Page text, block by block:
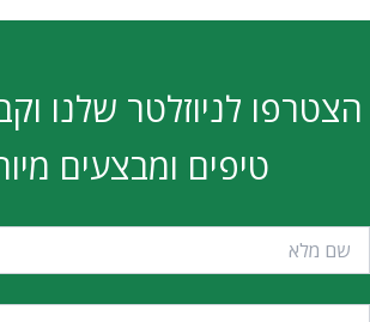
הצטרפו לניוזלטר שלנו
טיפים ומבצעים